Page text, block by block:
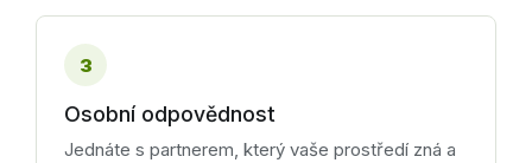
3
Osobní odpovědnost
Jednáte s partnerem, který vaše prostředí zná a